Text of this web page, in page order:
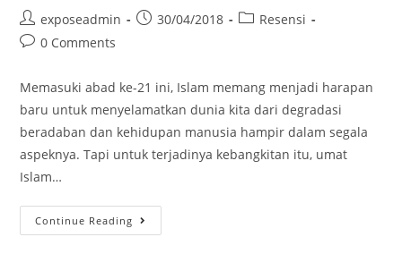
exposeadmin 30/04/2018
Resensi
0 Comments
Memasuki abad ke-21 ini, Islam memang menjadi harapan
baru untuk menyelamatkan dunia kita dari degradasi
beradaban dan kehidupan manusia hampir dalam segala
aspeknya. Tapi untuk terjadinya kebangkitan itu, umat
Islam…
Continue Reading